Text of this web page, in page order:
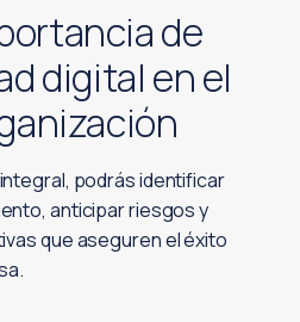
de
digital en el
podrás identificar
anticipar riesgos y
que aseguren el éxito